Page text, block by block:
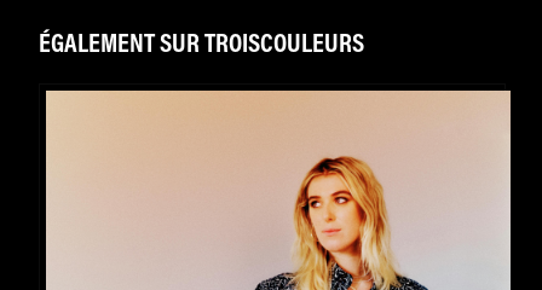
ÉGALEMENT SUR TROISCOULEURS